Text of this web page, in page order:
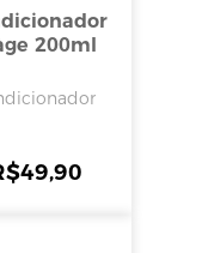
200ml
49,90